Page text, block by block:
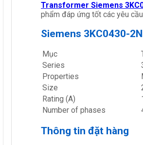
Transformer Siemens
phẩm đáp ứng tốt các yêu
Siemens 3KC0430-
Mục
Series
Properties
Size
Rating (A)
Number of phases
Thông tin đặt hàng